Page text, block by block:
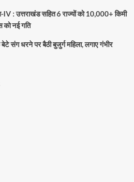
: उत्तराखंड सहित 6 राज्यों को 10,000+ किमी
को नई गति
संग धरने पर बैठी बुजुर्ग महिला, लगाए गंभीर